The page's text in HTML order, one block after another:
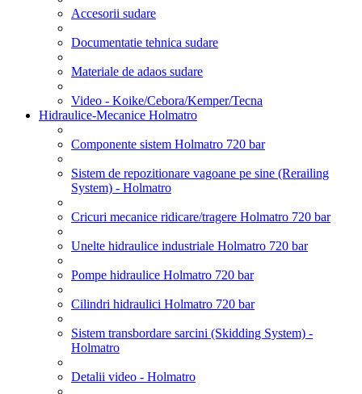
Accesorii sudare
Documentatie tehnica sudare
Materiale de adaos sudare
Video - Koike/Cebora/Kemper/Tecna
Hidraulice-Mecanice Holmatro
Componente sistem Holmatro 720 bar
Sistem de repozitionare vagoane pe sine (Rerailing
System) - Holmatro
Cricuri mecanice ridicare/tragere Holmatro 720 bar
Unelte hidraulice industriale Holmatro 720 bar
Pompe hidraulice Holmatro 720 bar
Cilindri hidraulici Holmatro 720 bar
Sistem transbordare sarcini (Skidding System) -
Holmatro
Detalii video - Holmatro